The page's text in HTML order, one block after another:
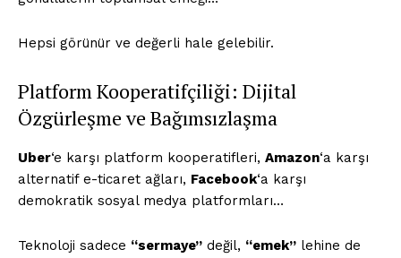
Hepsi görünür ve değerli hale gelebilir.
Platform Kooperatifçiliği: Dijital
Özgürleşme ve Bağımsızlaşma
Uber‘e karşı platform kooperatifleri, Amazon‘a karşı
alternatif e-ticaret ağları, Facebook‘a karşı
demokratik sosyal medya platformları…
Teknoloji sadece “sermaye” değil, “emek” lehine de